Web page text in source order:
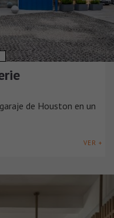
de Houston en un
VER +